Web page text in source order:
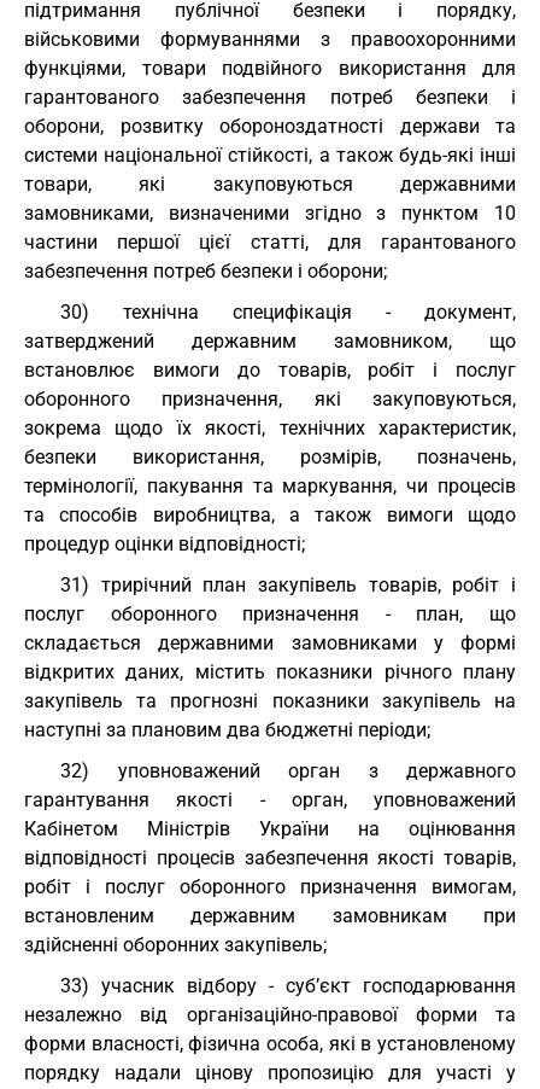
підтримання публічної безпеки і порядку,
військовими формуваннями з правоохоронними
функціями, товари подвійного використання для
гарантованого забезпечення потреб безпеки і
оборони, розвитку обороноздатності держави та
системи національної стійкості, а також будь-які інші
товари, які закуповуються державними
замовниками, визначеними згідно з пунктом 10
частини першої цієї статті, для гарантованого
забезпечення потреб безпеки і оборони;
30) технічна специфікація - документ,
затверджений державним замовником, що
встановлює вимоги до товарів, робіт і послуг
оборонного призначення, які закуповуються,
зокрема щодо їх якості, технічних характеристик,
безпеки використання, розмірів, позначень,
термінології, пакування та маркування, чи процесів
та способів виробництва, а також вимоги щодо
процедур оцінки відповідності;
31) трирічний план закупівель товарів, робіт і
послуг оборонного призначення - план, що
складається державними замовниками у формі
відкритих даних, містить показники річного плану
закупівель та прогнозні показники закупівель на
наступні за плановим два бюджетні періоди;
32) уповноважений орган з державного
гарантування якості - орган, уповноважений
Кабінетом Міністрів України на оцінювання
відповідності процесів забезпечення якості товарів,
робіт і послуг оборонного призначення вимогам,
встановленим державним замовникам при
здійсненні оборонних закупівель;
33) учасник відбору - суб’єкт господарювання
незалежно від організаційно-правової форми та
форми власності, фізична особа, які в установленому
порядку надали цінову пропозицію для участі у